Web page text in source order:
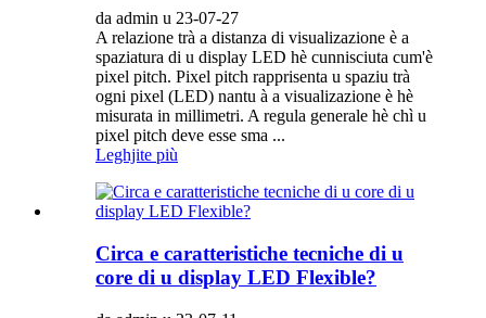
da admin u 23-07-27
A relazione trà a distanza di visualizazione è a
spaziatura di u display LED hè cunnisciuta cum'è
pixel pitch. Pixel pitch rapprisenta u spaziu trà
ogni pixel (LED) nantu à a visualizazione è hè
misurata in millimetri. A regula generale hè chì u
pixel pitch deve esse sma ...
Leghjite più
Circa e caratteristiche tecniche di u
core di u display LED Flexible?